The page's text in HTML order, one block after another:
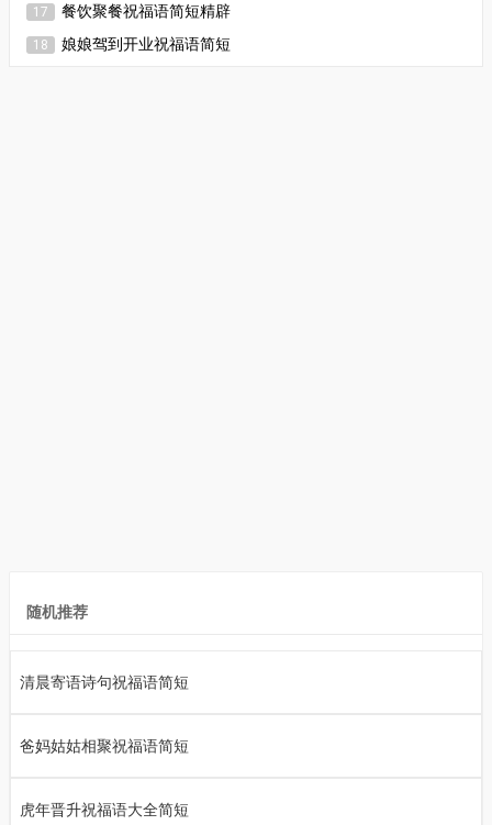
17 餐饮聚餐祝福语简短精辟
18 娘娘驾到开业祝福语简短
随机推荐
清晨寄语诗句祝福语简短
爸妈姑姑相聚祝福语简短
虎年晋升祝福语大全简短